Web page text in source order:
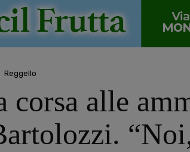
Reggello
corsa alle